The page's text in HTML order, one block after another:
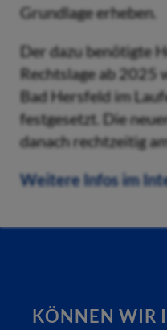
Grundlage erheben.
Der dazu benötigte
Rechtslage ab 2025
Bad Hersfeld im
festgesetzt. Die
danach rechtzeitig
Weitere Infos im
KÖNNEN WIR